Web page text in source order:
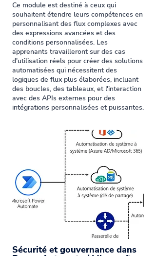
Ce module est destiné à ceux qui
souhaitent étendre leurs compétences en
personnalisant des flux complexes avec
des expressions avancées et des
conditions personnalisées. Les
apprenants travailleront sur des cas
d'utilisation réels pour créer des solutions
automatisées qui nécessitent des
logiques de flux plus élaborées, incluant
des boucles, des tableaux, et l'interaction
avec des APIs externes pour des
intégrations personnalisées et puissantes.
Sécurité et gouvernance dans